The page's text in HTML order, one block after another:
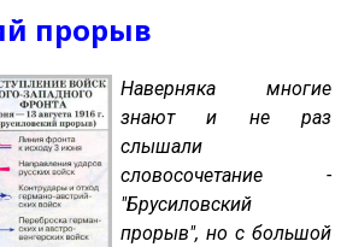
прорыв
Наверняка многие
знают и не раз
слышали
словосочетание -
"Брусиловский
прорыв", но с большой